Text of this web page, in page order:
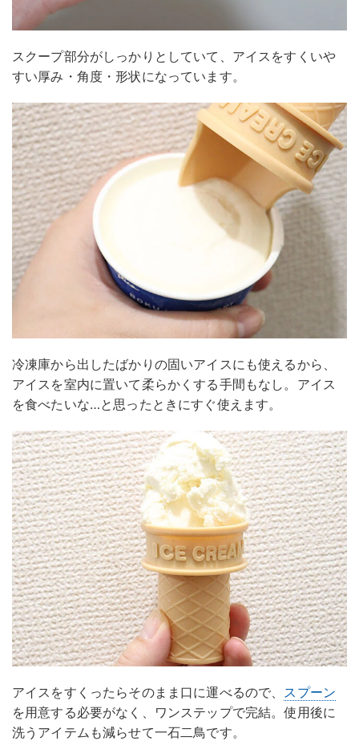
スクープ部分がしっかりとしていて、アイスをすくいや
すい厚み・角度・形状になっています。
冷凍庫から出したばかりの固いアイスにも使えるから、
アイスを室内に置いて柔らかくする手間もなし。アイス
を食べたいな…と思ったときにすぐ使えます。
アイスをすくったらそのまま口に運べるので、 スプーン
を用意する必要がなく、ワンステップで完結。使用後に
洗うアイテムも減らせて一石二鳥です。